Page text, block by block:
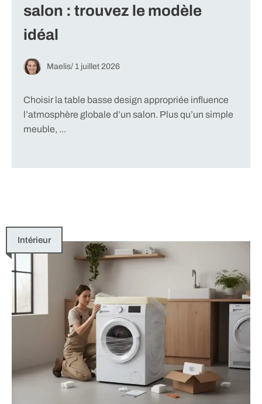
salon : trouvez le modèle
idéal
Maelis/ 1 juillet 2026
Choisir la table basse design appropriée influence
l’atmosphère globale d’un salon. Plus qu’un simple
meuble, ...
Intérieur